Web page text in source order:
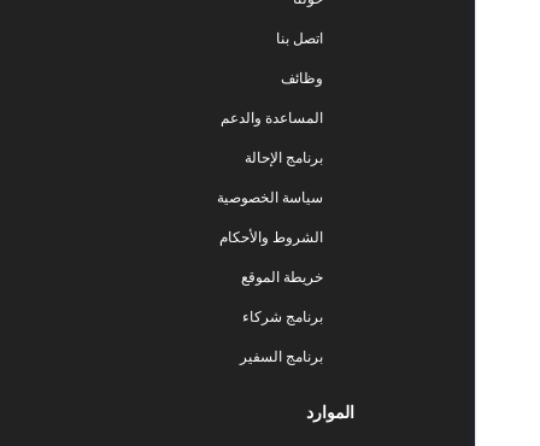
المساعدة والدعم
برنامج الإحالة
سياسة الخصوصية
الشروط والأحكام
خريطة الموقع
برنامج شركاء
برنامج السفير